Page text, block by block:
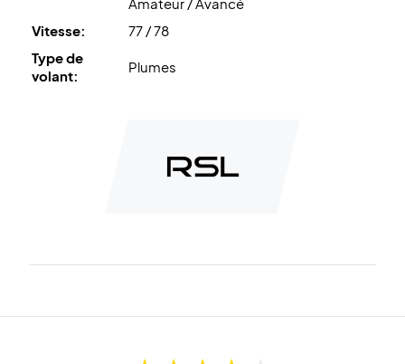
Vitesse:
77 / 78
Type de
volant:
Plumes